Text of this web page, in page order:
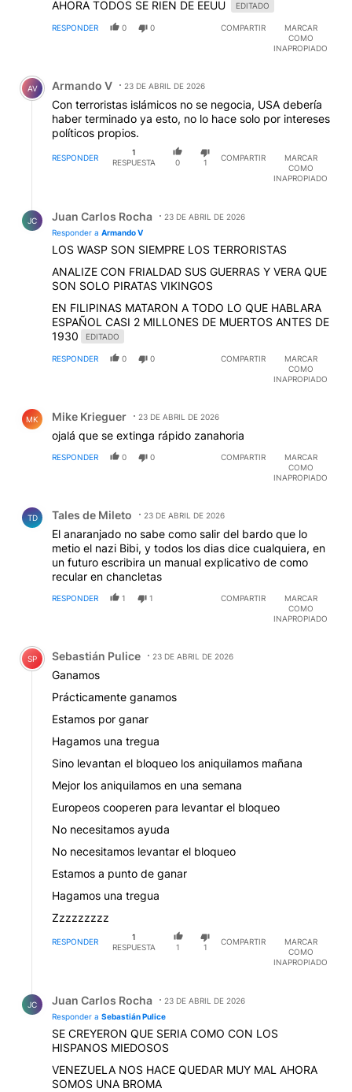
AHORA TODOS SE RIEN DE EEUU EDITADO
RESPONDER 0 0 COMPARTIR
MARCAR
COMO
INAPROPIADO
Comentario de Armando V.
AV Armando V 23 DE ABRIL DE 2026
Con terroristas islámicos no se negocia, USA debería
haber terminado ya esto, no lo hace solo por intereses
políticos propios.
RESPONDER
1
RESPUESTA
0 1
COMPARTIR
MARCAR
COMO
INAPROPIADO
JC Juan Carlos Rocha
23 DE ABRIL DE 2026
Responder a Armando V
LOS WASP SON SIEMPRE LOS TERRORISTAS
ANALIZE CON FRIALDAD SUS GUERRAS Y VERA QUE
SON SOLO PIRATAS VIKINGOS
EN FILIPINAS MATARON A TODO LO QUE HABLARA
ESPAÑOL CASI 2 MILLONES DE MUERTOS ANTES DE
1930
EDITADO
RESPONDER 0 0 COMPARTIR
MARCAR
COMO
INAPROPIADO
MK Mike Krieguer 23 DE ABRIL DE 2026
ojalá que se extinga rápido zanahoria
RESPONDER 0 0 COMPARTIR
MARCAR
COMO
INAPROPIADO
TD Tales de Mileto 23 DE ABRIL DE 2026
El anaranjado no sabe como salir del bardo que lo
metio el nazi Bibi, y todos los dias dice cualquiera, en
un futuro escribira un manual explicativo de como
recular en chancletas
RESPONDER 1 1 COMPARTIR
MARCAR
COMO
INAPROPIADO
Comentario de Sebastián Pulice.
SP Sebastián Pulice 23 DE ABRIL DE 2026
Ganamos
Prácticamente ganamos
Estamos por ganar
Hagamos una tregua
Sino levantan el bloqueo los aniquilamos mañana
Mejor los aniquilamos en una semana
Europeos cooperen para levantar el bloqueo
No necesitamos ayuda
No necesitamos levantar el bloqueo
Estamos a punto de ganar
Hagamos una tregua
Zzzzzzzzz
RESPONDER
1
RESPUESTA
1 1
COMPARTIR
MARCAR
COMO
INAPROPIADO
JC Juan Carlos Rocha
23 DE ABRIL DE 2026
Responder a Sebastián Pulice
SE CREYERON QUE SERIA COMO CON LOS
HISPANOS MIEDOSOS
VENEZUELA NOS HACE QUEDAR MUY MAL AHORA
SOMOS UNA BROMA